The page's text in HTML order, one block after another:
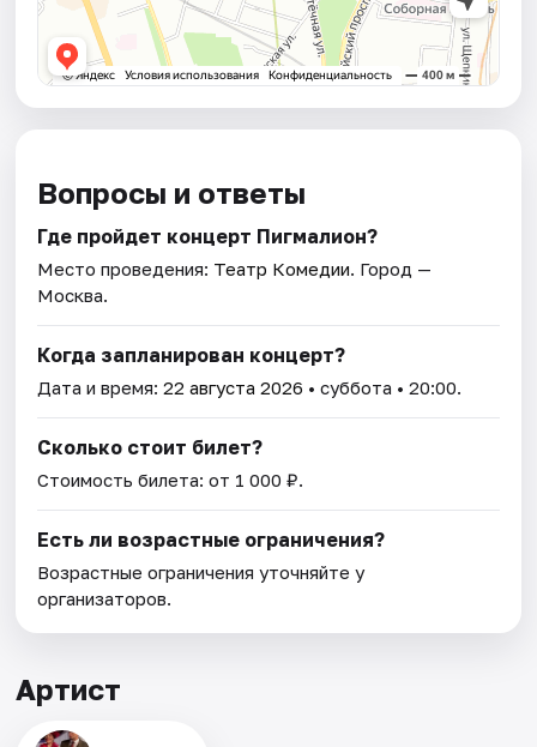
Вопросы и ответы
Где пройдет концерт Пигмалион?
Место проведения: Театр Комедии. Город —
Москва.
Когда запланирован концерт?
Дата и время:22 августа 2026 • суббота • 20:00.
Сколько стоит билет?
Стоимость билета: от 1 000 ₽.
Есть ли возрастные ограничения?
Возрастные ограничения уточняйте у
организаторов.
Артист